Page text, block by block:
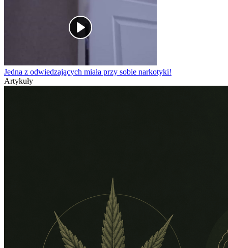
Jedna z odwiedzających miała przy sobie narkotyki!
Artykuły